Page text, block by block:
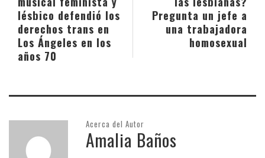
Pregunta un jefe a
una trabajadora
homosexual
lésbico defendió los
derechos trans en
Los Ángeles en los
años 70
Acerca del Autor
Amalia Baños